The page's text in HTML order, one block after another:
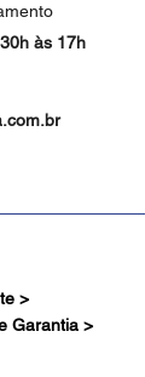
às 17h
>
Garantia >